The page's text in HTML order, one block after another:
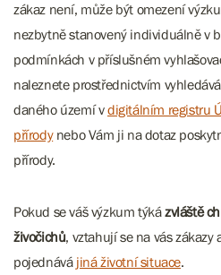
zákaz není, může být omezení
nezbytně stanovený individuálně v
podmínkách v příslušném
naleznete prostřednictvím
daného území vdigitálním registru
přírodynebo Vám ji na dotaz
přírody.
Pokud se váš výzkum týkázvláště
živočichů, vztahují se na vás zákazy
pojednává jiná životní situace.